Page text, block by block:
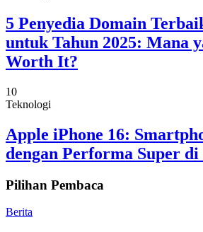
5 Penyedia Domain
untuk Tahun 2025: Mana
Worth It?
10
Teknologi
Apple iPhone 16:
dengan Performa Super di
Pilihan Pembaca
Berita